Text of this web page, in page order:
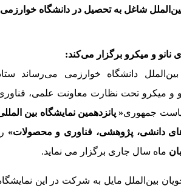
شاغل به تحصیل در دانشگاه خوارزمی
نانو و میکرو برگزار می‌کند:
دانشگاه خوارزمی
می‌رساند ستاد
میکرو
تحت نظارت معاونت علمی، فناوری
جمهوری« پانزدهمین نمایشگاه بین المللی
دانشی، پژوهشی، فناوری و محصولات» را
ماه سال جاری برگزار می نماید.
مایل به شرکت در این
نمایشگاه